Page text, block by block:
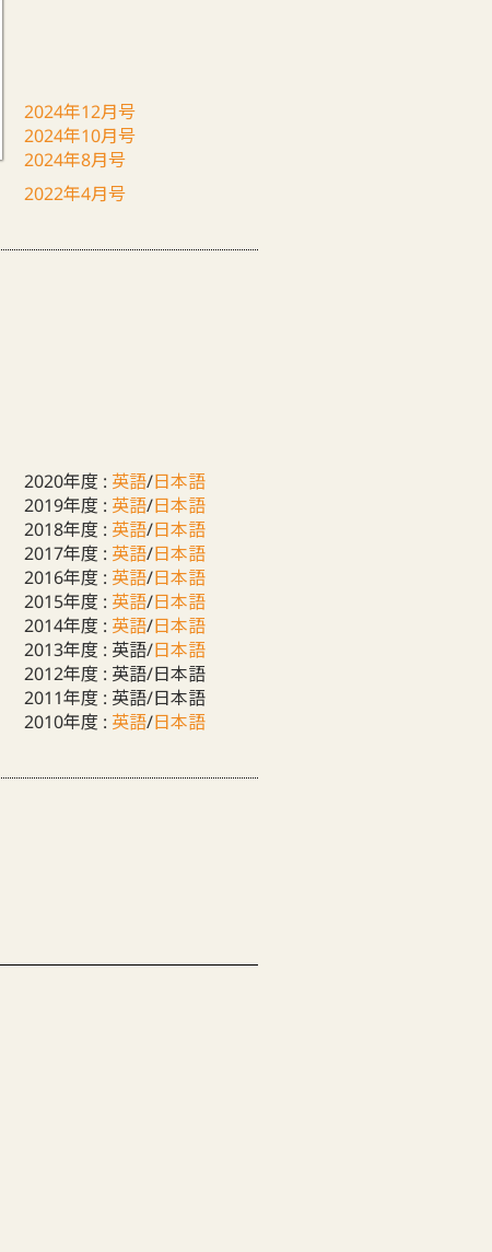
2024年12月号
2024年10月号
2024年8月号
2022年4月号
2020年度 : 英語/日本語
2019年度 : 英語/日本語
2018年度 : 英語/日本語
2017年度 : 英語/日本語
2016年度 : 英語/日本語
2015年度 : 英語/日本語
2014年度 : 英語/日本語
2013年度 : 英語/日本語
2012年度 : 英語/日本語
2011年度 : 英語/日本語
2010年度 : 英語/日本語